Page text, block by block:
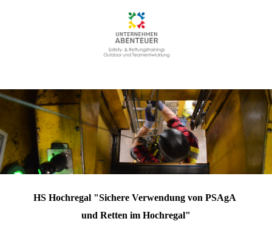
HS Hochregal "Sichere Verwendung von PSAgA
und Retten im Hochregal"